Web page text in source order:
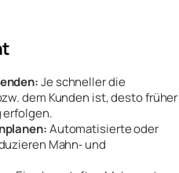
Je schneller die
dem Kunden ist, desto früher
erfolgen.
Automatisierte oder
Mahn‑ und